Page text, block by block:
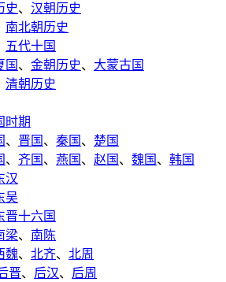
史、 汉朝历史
南北朝历史
五代十国
国 、 金朝历史、 大蒙古国
清朝历史
时期
、 晋国 、 秦国 、 楚国
、 齐国 、 燕国 、 赵国 、 魏国 、 韩国
汉
吴
晋十六国
梁、 南陈
魏、 北齐、 北周
晋、 后汉、 后周